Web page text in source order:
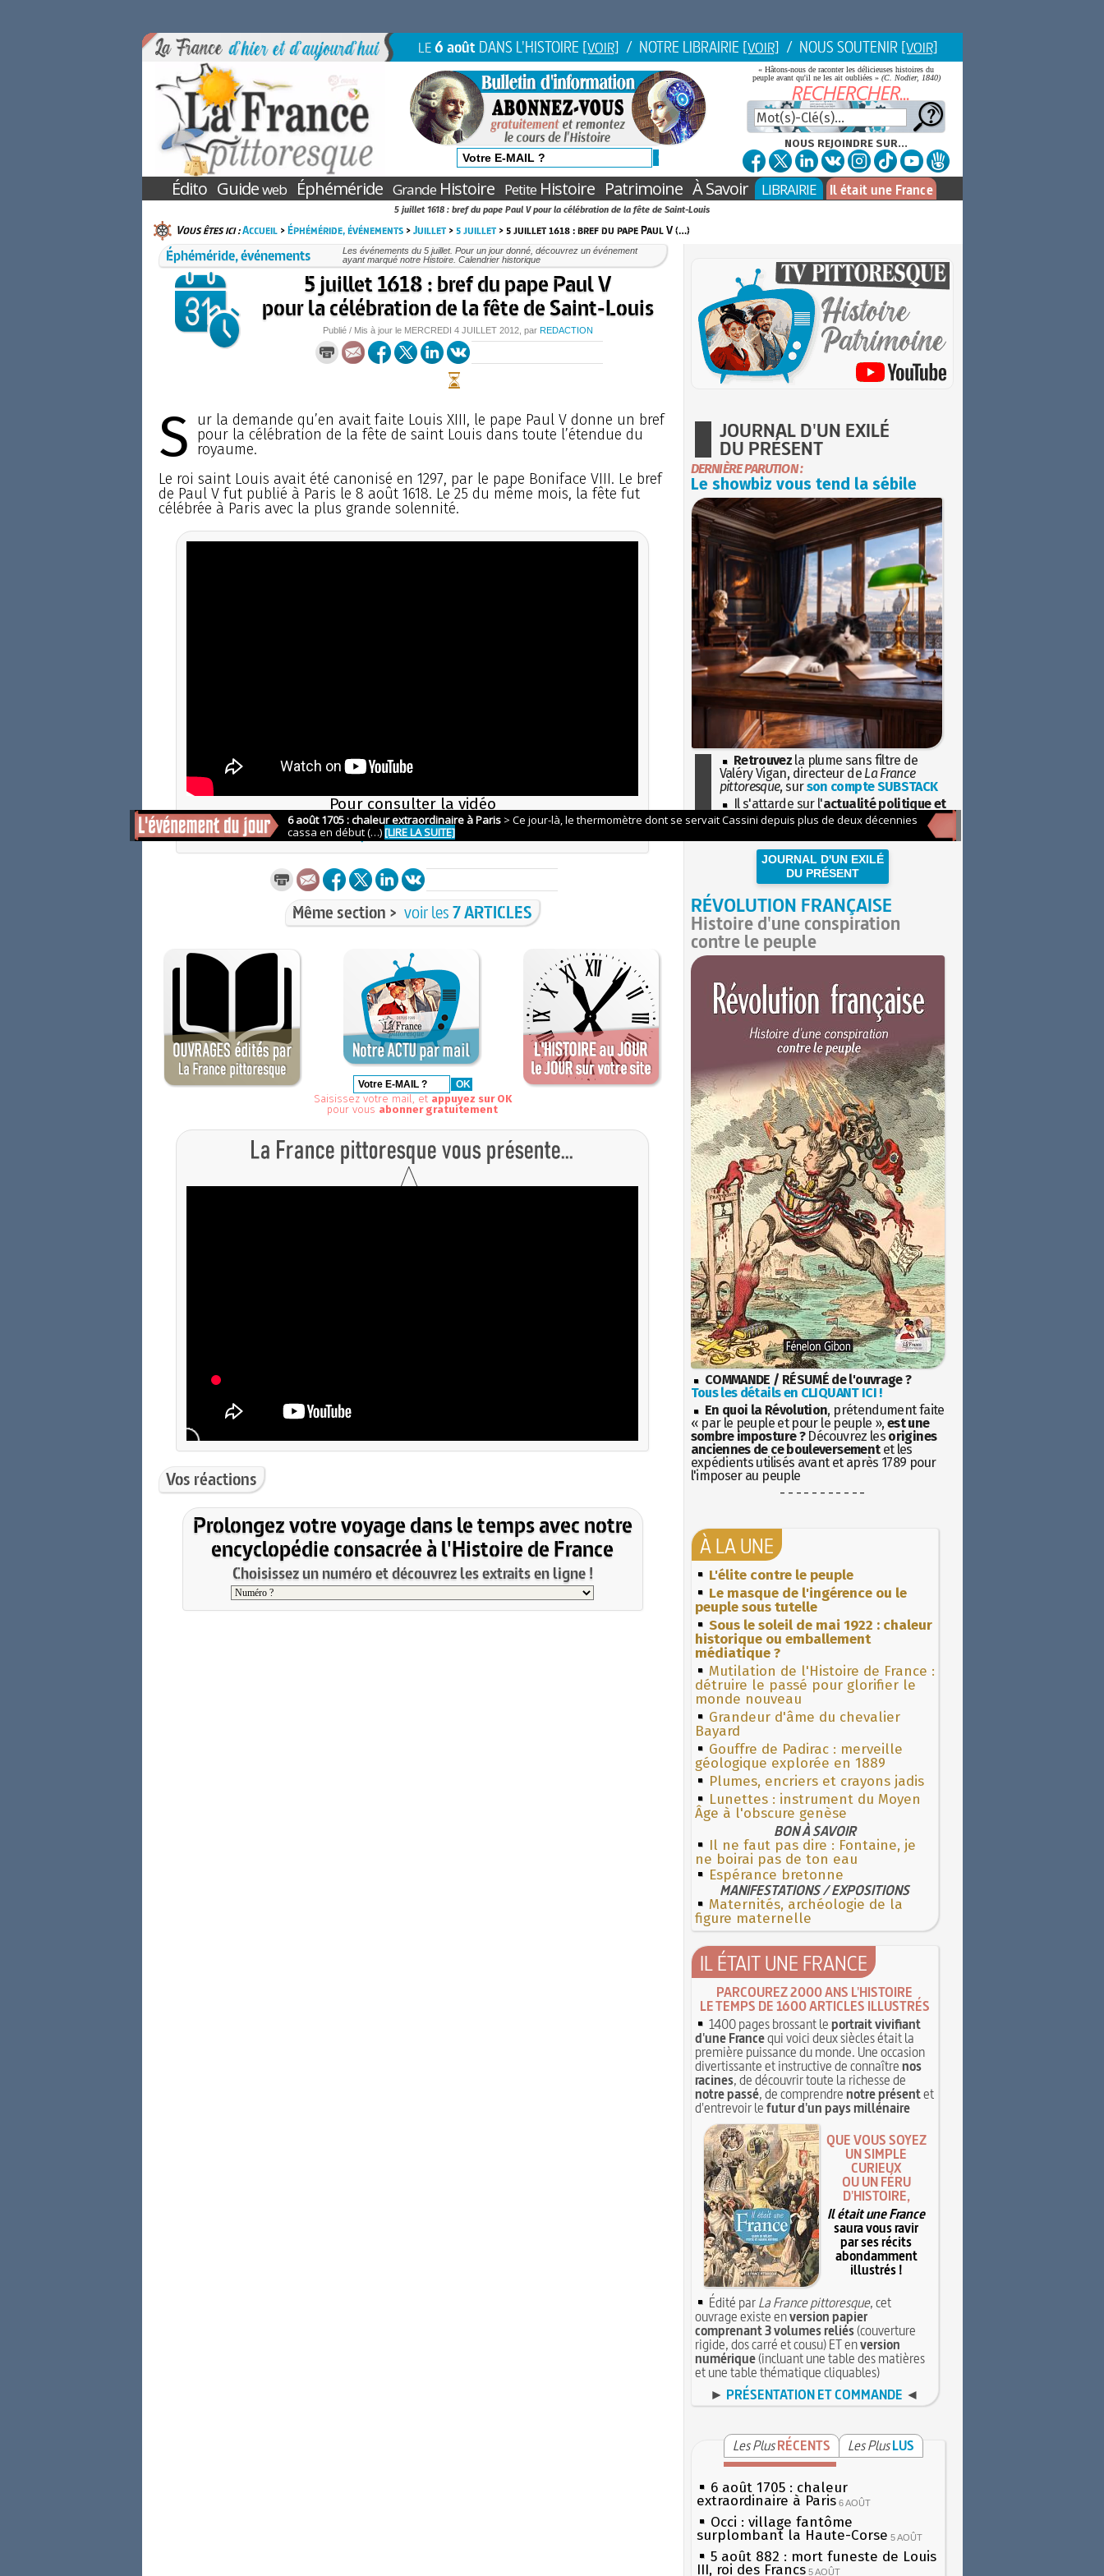
LE6 août DANS L'HISTOIRE [VOIR] / NOTRE LIBRAIRIE [VOIR] / NOUS SOUTENIR [VOIR]
« Hâtons-nous de raconter les délicieuses histoires du
peuple avant qu'il ne les ait oubliées » (C. Nodier, 1840)
NOUS REJOINDRE SUR...
Édito Guideweb Éphéméride GrandeHistoire PetiteHistoire Patrimoine À Savoir LIBRAIRIE Il était une France
5 juillet 1618 : bref du pape Paul V pour la célébration de la fête de Saint-Louis
Vous êtes ici :Accueil>Éphéméride, événements>Juillet> 5 juillet> 5 juillet 1618 : bref du pape Paul V (…)
Éphéméride, événements
Les événements du 5 juillet. Pour un jour donné, découvrez un événement
ayant marqué notre Histoire. Calendrier historique
5 juillet 1618 : bref du pape Paul V
pour la célébration de la fête de Saint-Louis
Publié / Mis à jour le MERCREDI 4 JUILLET 2012, par REDACTION
S ur la demande qu’en avait faite Louis XIII, le pape Paul V donne un bref
pour la célébration de la fête de saint Louis dans toute l’étendue du
royaume.
Le roi saint Louis avait été canonisé en 1297, par le pape Boniface VIII. Le bref
de Paul V fut publié à Paris le 8 août 1618. Le 25 du même mois, la fête fut
célébrée à Paris avec la plus grande solennité.
Pour consulter la vidéo
desévénements marquants de Juillet
CLIQUEZ sur le lecteur
Même section > voir les7 ARTICLES
Saisissez votre mail, et appuyez sur OK
pour vous abonner gratuitement
Vos réactions
Prolongez votre voyage dans le temps avec notre
encyclopédie consacrée à l'Histoire de France
Choisissez un numéro et découvrez les extraits en ligne !
JOURNAL D'UN EXILÉ
DU PRÉSENT
DERNIÈRE PARUTION :
Le showbiz vous tend la sébile
Retrouvez la plume sans filtre de
Valéry Vigan, directeur de La France
pittoresque, surson compte SUBSTACK
Il s'attarde sur l'actualité politique et
sociétaleavec la hauteur de vue de
JOURNAL D'UN EXILÉ
DU PRÉSENT
RÉVOLUTION FRANÇAISE
Histoire d'une conspiration
contre le peuple
COMMANDE / RÉSUMÉ de l'ouvrage ?
Tous les détails en CLIQUANT ICI !
En quoi la Révolution, prétendument faite
« par le peuple et pour le peuple », est une
sombre imposture ?Découvrez les origines
anciennes de ce bouleversementet les
expédients utilisés avant et après 1789 pour
l'imposer au peuple
- - - - - - - - - - -
À LA UNE
L'élite contre le peuple
Le masque de l'ingérence ou le
peuple sous tutelle
Sous le soleil de mai 1922 : chaleur
historique ou emballement
médiatique ?
Mutilation de l'Histoire de France :
détruire le passé pour glorifier le
monde nouveau
Grandeur d'âme du chevalier
Bayard
Gouffre de Padirac : merveille
géologique explorée en 1889
Plumes, encriers et crayons jadis
Lunettes : instrument du Moyen
Âge à l'obscure genèse
BON À SAVOIR
Il ne faut pas dire : Fontaine, je
ne boirai pas de ton eau
Espérance bretonne
MANIFESTATIONS / EXPOSITIONS
Maternités, archéologie de la
figure maternelle
IL ÉTAIT UNE FRANCE
PARCOUREZ 2000 ANS L'HISTOIRE
LE TEMPS DE 1600 ARTICLES ILLUSTRÉS
1400 pages brossant leportrait vivifiant
d'une Francequi voici deux siècles était la
première puissance du monde. Une occasion
divertissante et instructive de connaîtrenos
racines, de découvrir toute la richesse de
notre passé, de comprendrenotre présentet
d'entrevoir lefutur d'un pays millénaire
QUE VOUS SOYEZ
UN SIMPLE
CURIEUX
OU UN FÉRU
D'HISTOIRE,
Il était une France
saura vous ravir
par ses récits
abondamment
illustrés !
Édité parLa France pittoresque, cet
ouvrage existe enversion papier
comprenant 3 volumes reliés(couverture
rigide, dos carré et cousu) ET enversion
numérique(incluant une table des matières
et une table thématique cliquables)
► PRÉSENTATION ET COMMANDE ◄
Les Plus RÉCENTS Les Plus LUS
6 août 1705 : chaleur
extraordinaire à Paris 6 AOÛT
Occi : village fantôme
surplombant la Haute-Corse 5 AOÛT
5 août 882 : mort funeste de Louis
III, roi des Francs 5 AOÛT